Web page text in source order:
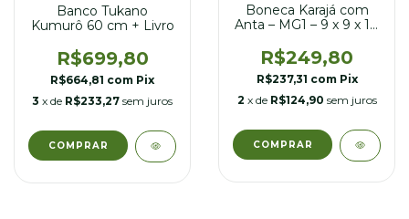
Banco Tukano
Kumurô 60 cm + Livro
R$699,80
R$664,81 com Pix
3 x de R$233,27 sem juros
Boneca Karajá com
Anta – MG1 – 9 x 9 x 18
R$249,80
R$237,31 com Pix
2 x de R$124,90 sem juros